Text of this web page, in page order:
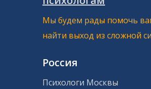
Мы будем рады помочь
найти выход из сложной
Россия
Психологи Москвы